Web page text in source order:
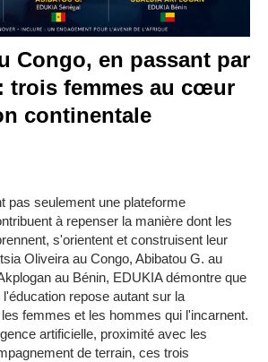
Congo, en passant par
trois femmes au cœur
continentale
pas seulement une plateforme
à repenser la manière dont les
s'orientent et construisent leur
Oliveira au Congo, Abibatou G. au
au Bénin, EDUKIA démontre que
repose autant sur la
femmes et les hommes qui l'incarnent.
artificielle, proximité avec les
de terrain, ces trois